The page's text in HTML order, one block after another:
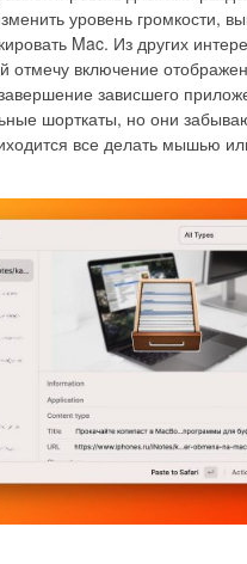
уровень громкости,
Mac. Из других
отмечу включение
зависшего
шорткаты, но они
все делать мышью